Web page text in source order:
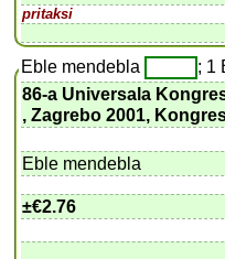
pritaksi
Eble mendebla ; 1
86-a Universala
, Zagrebo 2001,
Eble mendebla
±€2.76